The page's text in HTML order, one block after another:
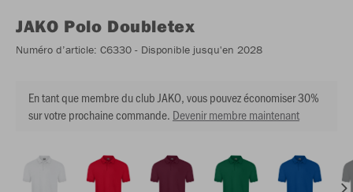
JAKO Polo Doubletex
Numéro d’article: C6330 - Disponible jusqu'en 2028
En tant que membre du club JAKO, vous pouvez économiser 30%
sur votre prochaine commande. Devenir membre maintenant